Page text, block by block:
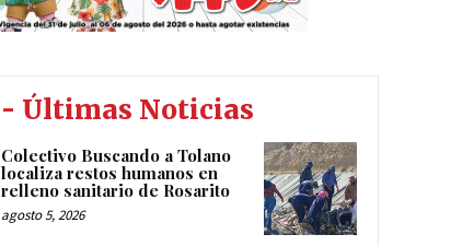
- Últimas Noticias
Colectivo Buscando a Tolano
localiza restos humanos en
relleno sanitario de Rosarito
agosto 5, 2026